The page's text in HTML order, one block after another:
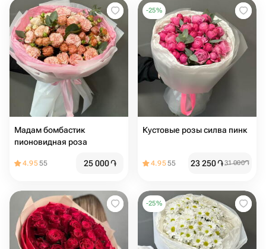
Мадам бомбастик
пионовидная роза
4.9555 25 000֏
-25%
Кустовые розы силва пинк
4.9555 23 250֏31 000֏
-25%